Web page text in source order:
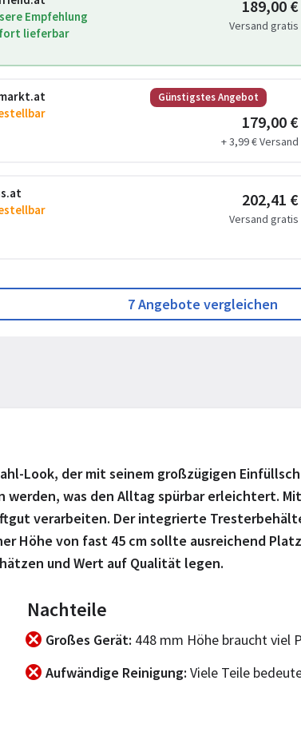
Empfehlung
lieferbar
189,00 €
Versand gratis
Günstigstes Angebot
179,00 €
+ 3,99 € Versand
202,41 €
Versand gratis
7 Angebote vergleichen
Look, der mit seinem großzügigen
was den Alltag spürbar erleichtert.
verarbeiten. Der integrierte
Höhe von fast 45 cm sollte ausreichend
und Wert auf Qualität legen.
Nachteile
Großes Gerät 448 mm Höhe braucht viel
Aufwändige Reinigung Viele Teile